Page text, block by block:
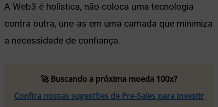
A Web3 é holística, não coloca uma tecnologia
contra outra, une-as em uma camada que minimiza
a necessidade de confiança.
🚀 Buscando a próxima moeda 100x?
Confira nossas sugestões de Pre-Sales para investir